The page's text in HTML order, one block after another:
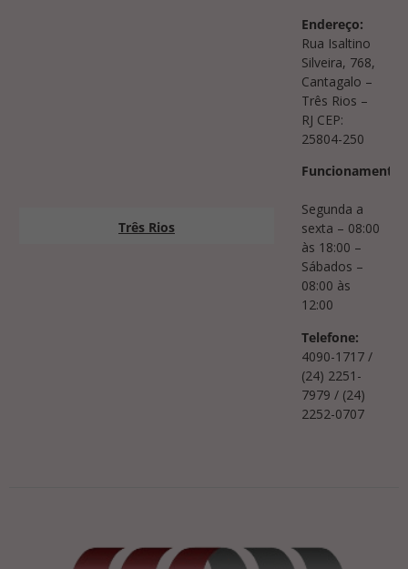
Três Rios
Endereço:
Rua Isaltino
Silveira, 768,
Cantagalo –
Três Rios –
RJ CEP:
25804-250
Funcionamento:
Segunda a
sexta – 08:00
às 18:00 –
Sábados –
08:00 às
12:00
Telefone:
4090-1717 /
(24) 2251-
7979 / (24)
2252-0707